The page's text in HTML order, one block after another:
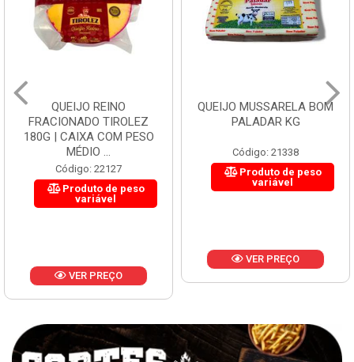
QUEIJO REINO
FRACIONADO TIROLEZ
180G | CAIXA COM PESO
MÉDIO ...
Código: 22127
Produto de peso
variável
VER PREÇO
QUEIJO MUSSARELA BOM
PALADAR KG
Código: 21338
Produto de peso
variável
VER PREÇO